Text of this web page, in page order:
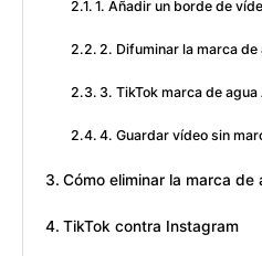
1. Añadir un borde de
2. Difuminar la marca
3. TikTok marca de
4. Guardar vídeo sin
Cómo eliminar la marca
TikTok contra Instagram